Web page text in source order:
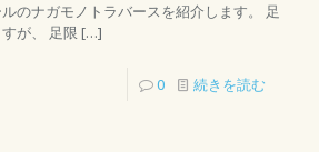
のナガモノトラバースを紹介します。 足
が、 足限 […]
0 続きを読む